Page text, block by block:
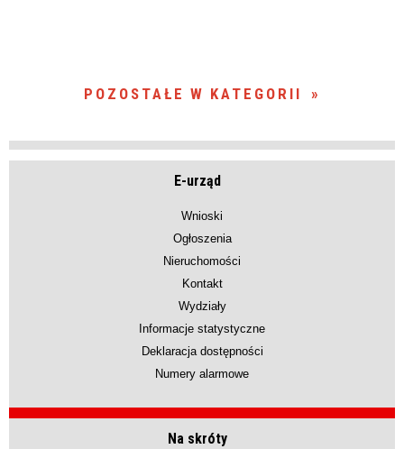
POZOSTAŁE W KATEGORII
E-urząd
Wnioski
Ogłoszenia
Nieruchomości
Kontakt
Wydziały
Informacje statystyczne
Deklaracja dostępności
Numery alarmowe
Na skróty